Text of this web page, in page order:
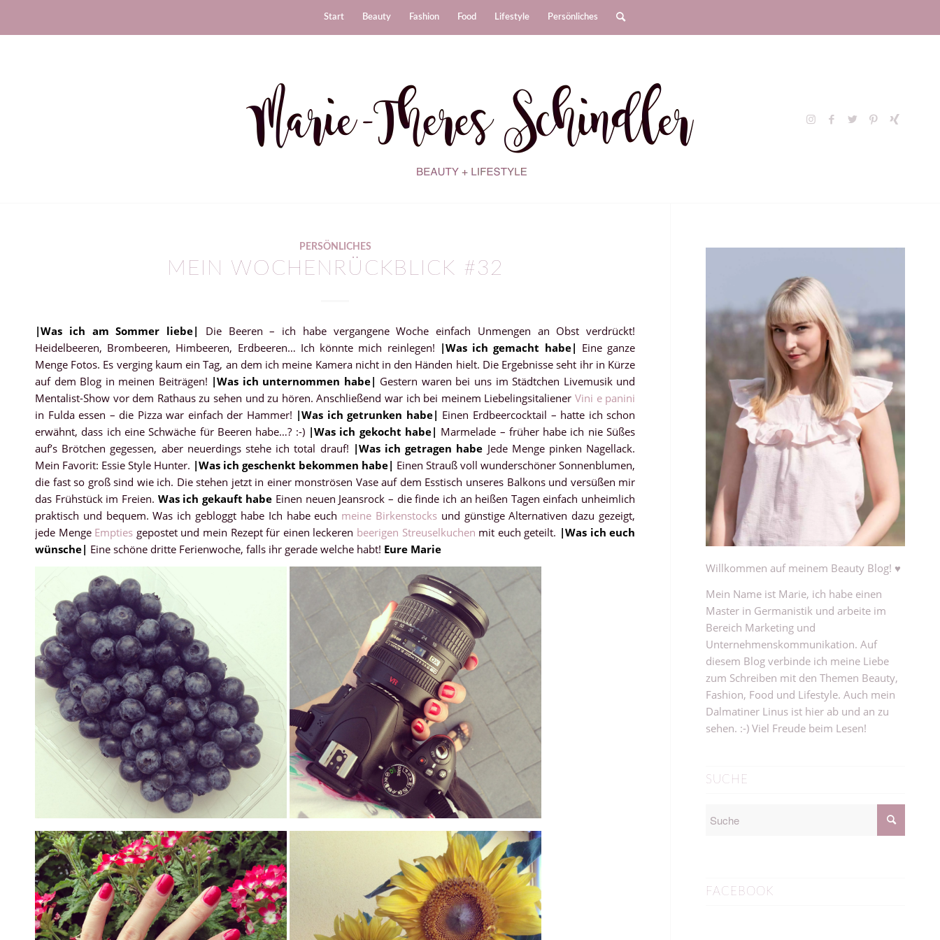
Start Beauty Fashion Food Lifestyle Persönliches
PERSÖNLICHES
MEIN WOCHENRÜCKBLICK #32
|Was ich am Sommer liebe|
Die Beeren – ich habe vergangene Woche einfach Unmengen an Obst verdrückt!
Heidelbeeren, Brombeeren, Himbeeren, Erdbeeren… Ich könnte mich reinlegen! |Was ich gemacht habe| Eine ganze
Menge Fotos. Es verging kaum ein Tag, an dem ich meine Kamera nicht in den Händen hielt. Die Ergebnisse seht ihr in Kürze
auf dem Blog in meinen Beiträgen! |Was ich unternommen habe| Gestern waren bei uns im Städtchen Livemusik und
Mentalist-Show vor dem Rathaus zu sehen und zu hören. Anschließend war ich bei meinem Liebelingsitaliener Vini e panini
in Fulda essen – die Pizza war einfach der Hammer! |Was ich getrunken habe| Einen Erdbeercocktail – hatte ich schon
erwähnt, dass ich eine Schwäche für Beeren habe…? :-) |Was ich gekocht habe| Marmelade – früher habe ich nie Süßes
auf’s Brötchen gegessen, aber neuerdings stehe ich total drauf! |Was ich getragen habe Jede Menge pinken Nagellack.
Mein Favorit: Essie Style Hunter. |Was ich geschenkt bekommen habe| Einen Strauß voll wunderschöner Sonnenblumen,
die fast so groß sind wie ich. Die stehen jetzt in einer monströsen Vase auf dem Esstisch unseres Balkons und versüßen mir
das Frühstück im Freien. Was ich gekauft habe Einen neuen Jeansrock – die finde ich an heißen Tagen einfach unheimlich
praktisch und bequem. Was ich gebloggt habe Ich habe euch meine Birkenstocks und günstige Alternativen dazu gezeigt,
jede Menge Empties gepostet und mein Rezept für einen leckeren beerigen Streuselkuchen mit euch geteilt. |Was ich euch
wünsche| Eine schöne dritte Ferienwoche, falls ihr gerade welche habt! Eure Marie
Willkommen auf meinem Beauty Blog! ♥
Mein Name ist Marie, ich habe einen
Master in Germanistik und arbeite im
Bereich Marketing und
Unternehmenskommunikation. Auf
diesem Blog verbinde ich meine Liebe
zum Schreiben mit den Themen Beauty,
Fashion, Food und Lifestyle. Auch mein
Dalmatiner Linus ist hier ab und an zu
sehen. :-) Viel Freude beim Lesen!
SUCHE
FACEBOOK